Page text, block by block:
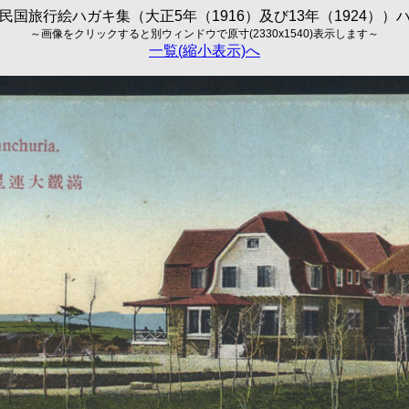
国旅行絵ハガキ集（大正5年（1916）及び13年（1924））
～画像をクリックすると別ウィンドウで原寸(2330x1540)表示します～
一覧(縮小表示)へ